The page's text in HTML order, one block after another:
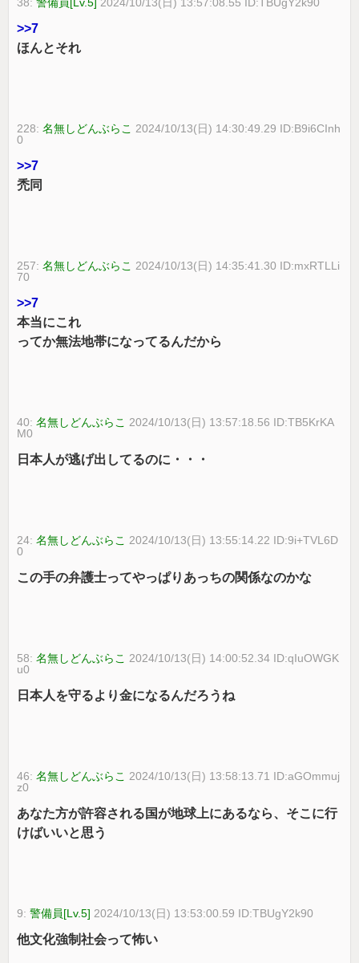
>>7
ほんとそれ
228:名無しどんぶらこ 2024/10/13(日) 14:30:49.29 ID:B9i6CInh
0
>>7
禿同
257:名無しどんぶらこ 2024/10/13(日) 14:35:41.30 ID:mxRTLLi
70
>>7
本当にこれ
ってか無法地帯になってるんだから
40:名無しどんぶらこ 2024/10/13(日) 13:57:18.56 ID:TB5KrKA
M0
日本人が逃げ出してるのに・・・
24:名無しどんぶらこ 2024/10/13(日) 13:55:14.22 ID:9i+TVL6D
0
この手の弁護士ってやっぱりあっちの関係なのかな
58:名無しどんぶらこ 2024/10/13(日) 14:00:52.34 ID:qIuOWGK
u0
日本人を守るより金になるんだろうね
46:名無しどんぶらこ 2024/10/13(日) 13:58:13.71 ID:aGOmmuj
z0
あなた方が許容される国が地球上にあるなら、そこに行
けばいいと思う
9:警備員[Lv.5] 2024/10/13(日) 13:53:00.59 ID:TBUgY2k90
他文化強制社会って怖い